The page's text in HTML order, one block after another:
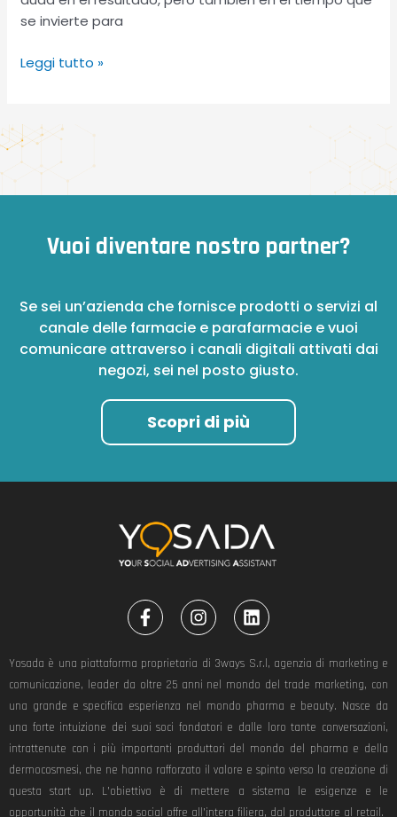
se invierte para
Leggi tutto »
Vuoi diventare nostro partner?
Se sei un’azienda che fornisce prodotti o servizi al
canale delle farmacie e parafarmacie e vuoi
comunicare attraverso i canali digitali attivati dai
negozi, sei nel posto giusto.
Scopri di più
F
a
c
e
b
o
o
k
-
f
I
n
s
t
a
g
r
a
m
L
i
n
k
e
d
i
n
Yosada è una piattaforma proprietaria di 3ways S.r.l, agenzia di marketing e
comunicazione, leader da oltre 25 anni nel mondo del trade marketing, con
una grande e specifica esperienza nel mondo pharma e beauty. Nasce da
una forte intuizione dei suoi soci fondatori e dalle loro tante conversazioni,
intrattenute con i più importanti produttori del mondo del pharma e della
dermocosmesi, che ne hanno rafforzato il valore e spinto verso la creazione di
questa start up. L’obiettivo è di mettere a sistema le esigenze e le
opportunità che il mondo social offre all’intera filiera, dal produttore al retail.